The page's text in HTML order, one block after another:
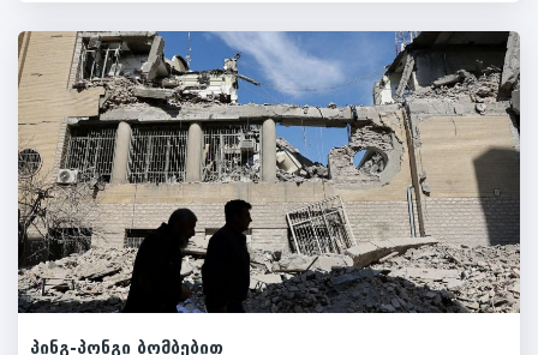
პინგ-პონგი ბომბებით